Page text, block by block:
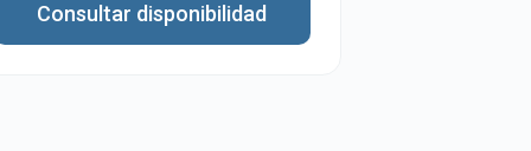
Consultar disponibilidad